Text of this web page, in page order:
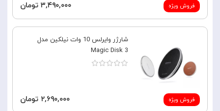
فروش ویژه ۳,۴۹۰,۰۰۰ تومان
فروش ویژه
شارژر وایرلس 10 وات نیلکین مدل
Magic Disk 3
۲,۶۹۰,۰۰۰ تومان